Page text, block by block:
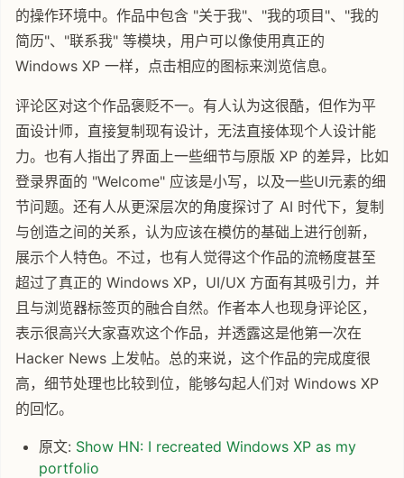
的操作环境中。作品中包含 "关于我"、"我的项目"、"我的
简历"、"联系我" 等模块，用户可以像使用真正的
Windows XP 一样，点击相应的图标来浏览信息。
评论区对这个作品褒贬不一。有人认为这很酷，但作为平
面设计师，直接复制现有设计，无法直接体现个人设计能
力。也有人指出了界面上一些细节与原版 XP 的差异，比如
登录界面的 "Welcome" 应该是小写，以及一些UI元素的细
节问题。还有人从更深层次的角度探讨了 AI 时代下，复制
与创造之间的关系，认为应该在模仿的基础上进行创新，
展示个人特色。不过，也有人觉得这个作品的流畅度甚至
超过了真正的 Windows XP，UI/UX 方面有其吸引力，并
且与浏览器标签页的融合自然。作者本人也现身评论区，
表示很高兴大家喜欢这个作品，并透露这是他第一次在
Hacker News 上发帖。总的来说，这个作品的完成度很
高，细节处理也比较到位，能够勾起人们对 Windows XP
的回忆。
原文: Show HN: I recreated Windows XP as my
portfolio